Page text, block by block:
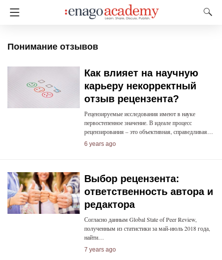
Понимание отзывов
Как влияет на научную
карьеру некорректный
отзыв рецензента?
Рецензируемые исследования имеют в науке
первостепенное значение. В идеале процесс
рецензирования – это объективная, справедливая…
6 years ago
Выбор рецензента:
ответственность автора и
редактора
Согласно данным Global State of Peer Review,
полученным из статистики за май-июль 2018 года,
найти…
7 years ago